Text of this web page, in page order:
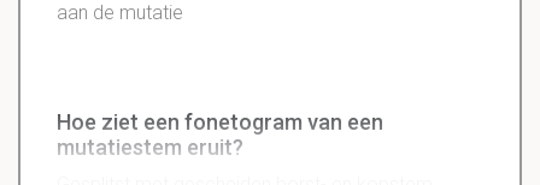
aan de mutatie
Hoe ziet een fonetogram van een
mutatiestem eruit?